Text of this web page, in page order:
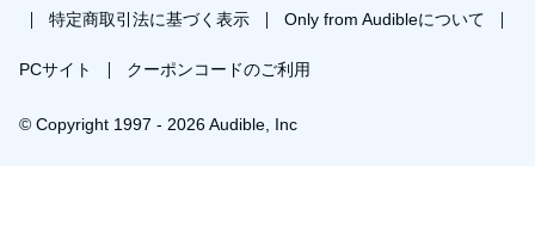
特定商取引法に基づく表示 Only from Audibleについて
PCサイト クーポンコードのご利用
© Copyright 1997 - 2026 Audible, Inc